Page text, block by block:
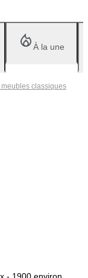
À la une
classiques